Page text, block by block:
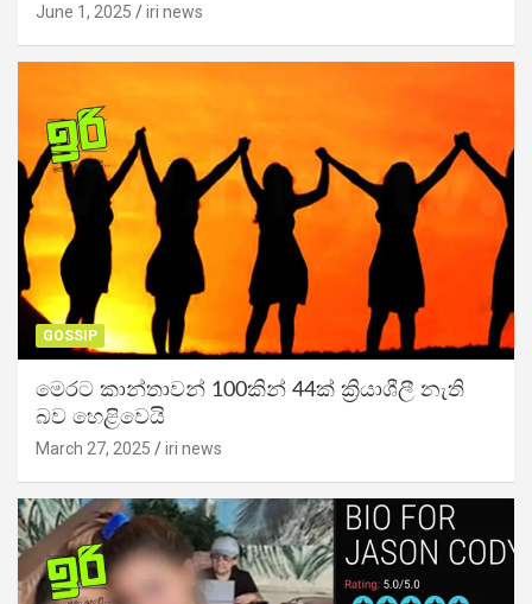
June 1, 2025 iri news
GOSSIP
මෙරට කාන්තාවන් 100කින් 44ක් ක්‍රියාශීලී නැති
බව හෙළිවෙයි
March 27, 2025 iri news